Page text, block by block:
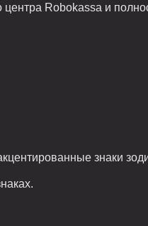
центра Robokassa и
знаки